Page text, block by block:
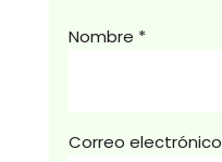
Nombre *
Correo electrónico